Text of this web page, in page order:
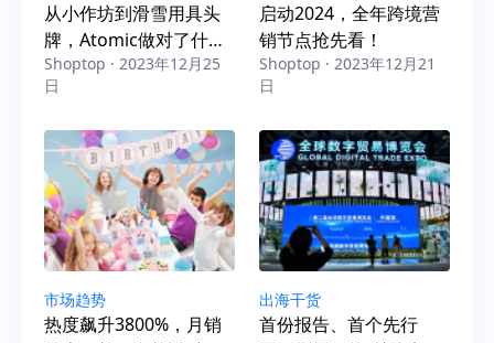
从小作坊到滑雪用具头
牌，Atomic做对了什
么？
Shoptop · 2023年12月25
日
启动2024，全年跨境营
销节点抢先看！
Shoptop · 2023年12月21
日
市场趋势
热度飙升3800%，月销
出海干货
首份报告、首个先行